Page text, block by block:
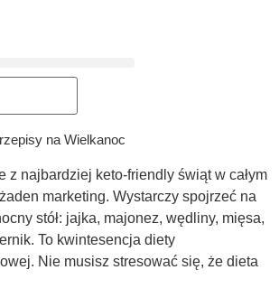
na Wielkanoc
z najbardziej keto-friendly świąt w całym
marketing. Wystarczy spojrzeć na
stół: jajka, majonez, wędliny, mięsa,
To kwintesencja diety
Nie musisz stresować się, że dieta